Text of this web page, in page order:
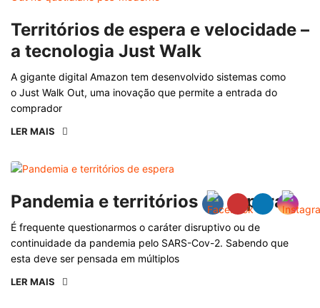
Territórios de espera e velocidade –
a tecnologia Just Walk
A gigante digital Amazon tem desenvolvido sistemas como
o Just Walk Out, uma inovação que permite a entrada do
comprador
LER MAIS
Pandemia e territórios de espera
É frequente questionarmos o caráter disruptivo ou de
continuidade da pandemia pelo SARS-Cov-2. Sabendo que
esta deve ser pensada em múltiplos
LER MAIS